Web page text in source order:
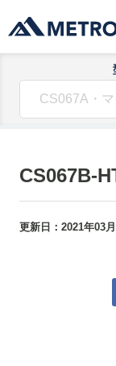
CS067B-
更新日： 2021年03